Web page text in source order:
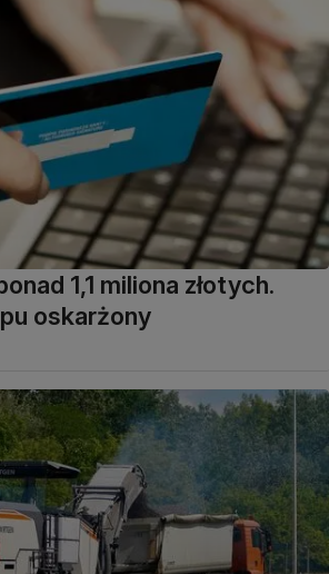
1,1 miliona złotych.
oskarżony